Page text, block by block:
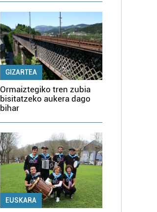
GIZARTEA
Ormaiztegiko tren zubia
bisitatzeko aukera dago
bihar
EUSKARA